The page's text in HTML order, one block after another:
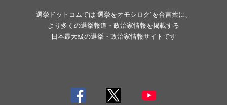
選挙ドットコムでは”選挙をオモシロク”を合言葉に、
より多くの選挙報道・政治家情報を掲載する
日本最大級の選挙・政治家情報サイトです